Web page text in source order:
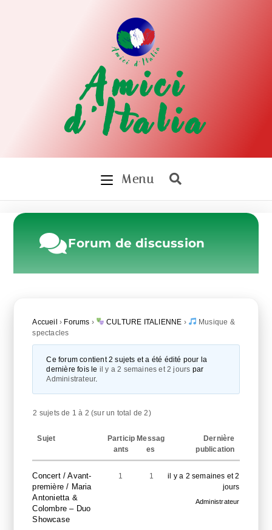
Amici
d'Italia
Menu
Forum de discussion
Accueil › Forums › CULTURE ITALIENNE ›
Musique &
spectacles
Ce forum contient 2 sujets et a été édité pour la
dernière fois le il y a 2 semaines et 2 jours par
Administrateur.
2 sujets de 1 à 2 (sur un total de 2)
Sujet
Particip
ants
Messag
es
Dernière
publication
Concert / Avant-
première / Maria
Antonietta &
Colombre – Duo
Showcase
1 1
il y a 2 semaines et 2
jours
Administrateur